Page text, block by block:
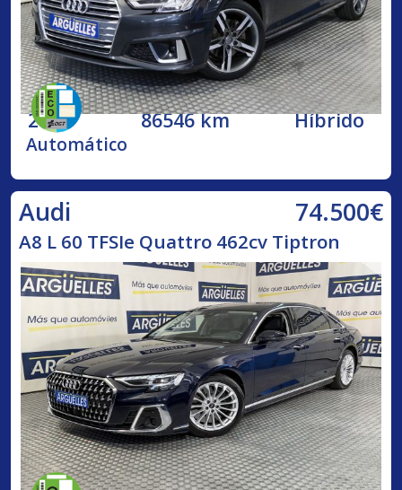
2020 86546 km Híbrido
Automático
Audi 74.500€
A8 L 60 TFSIe Quattro 462cv Tiptron